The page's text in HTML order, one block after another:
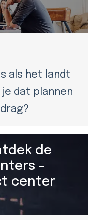
als het landt
dat plannen
de
–
center